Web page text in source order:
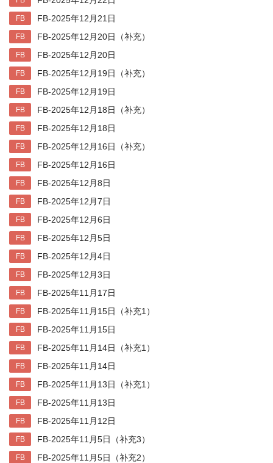
FB FB-2025年12月21日
FB FB-2025年12月20日（补充）
FB FB-2025年12月20日
FB FB-2025年12月19日（补充）
FB FB-2025年12月19日
FB FB-2025年12月18日（补充）
FB FB-2025年12月18日
FB FB-2025年12月16日（补充）
FB FB-2025年12月16日
FB FB-2025年12月8日
FB FB-2025年12月7日
FB FB-2025年12月6日
FB FB-2025年12月5日
FB FB-2025年12月4日
FB FB-2025年12月3日
FB FB-2025年11月17日
FB FB-2025年11月15日（补充1）
FB FB-2025年11月15日
FB FB-2025年11月14日（补充1）
FB FB-2025年11月14日
FB FB-2025年11月13日（补充1）
FB FB-2025年11月13日
FB FB-2025年11月12日
FB FB-2025年11月5日（补充3）
FB FB-2025年11月5日（补充2）